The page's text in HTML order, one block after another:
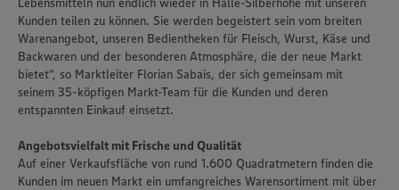
Kunden teilen zu können. Sie werden begeistert sein vom breiten
Warenangebot, unseren Bedientheken für Fleisch, Wurst, Käse und
Backwaren und der besonderen Atmosphäre, die der neue Markt
bietet“, so Marktleiter Florian Sabais, der sich gemeinsam mit
seinem 35-köpfigen Markt-Team für die Kunden und deren
entspannten Einkauf einsetzt.
Angebotsvielfalt mit Frische und Qualität
Auf einer Verkaufsfläche von rund 1.600 Quadratmetern finden die
Kunden im neuen Markt ein umfangreiches Warensortiment mit über